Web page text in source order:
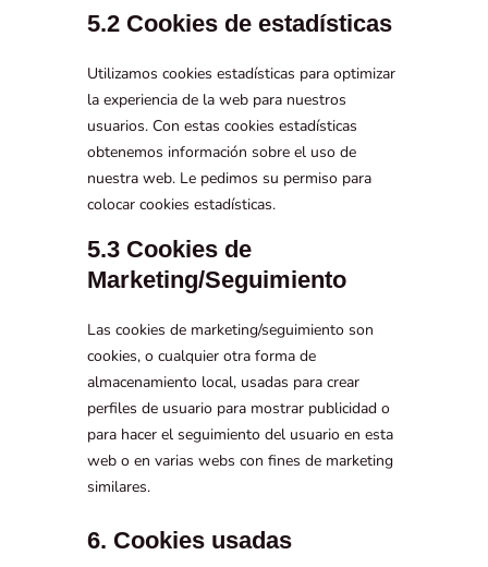
5.2 Cookies de estadísticas
Utilizamos cookies estadísticas para optimizar
la experiencia de la web para nuestros
usuarios. Con estas cookies estadísticas
obtenemos información sobre el uso de
nuestra web. Le pedimos su permiso para
colocar cookies estadísticas.
5.3 Cookies de
Marketing/Seguimiento
Las cookies de marketing/seguimiento son
cookies, o cualquier otra forma de
almacenamiento local, usadas para crear
perfiles de usuario para mostrar publicidad o
para hacer el seguimiento del usuario en esta
web o en varias webs con fines de marketing
similares.
6. Cookies usadas